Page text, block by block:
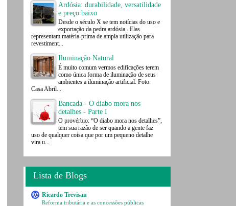
Ardósia: durabilidade, versatilidade
e preço baixo
Desde o século X se tem notícias do uso e
exportação da pedra ardósia . Elas
representam matéria-prima de ampla utilização para
revestiment...
Iluminação Natural
É muito comum vermos edificações terem
como única forma de iluminação de seus
ambientes a iluminação artificial. Foto:
Casa Abril...
Bancada - O diabo mora nos
detalhes - Parte I
O provérbio: “O diabo mora nos detalhes”,
tem sua razão de ser quando a gente faz
uso de qualquer coisa que por um pequeno detalhe
vira u...
Lista de Blogs
Ricardo Trevisan
Reforma tributária e as concessões públicas